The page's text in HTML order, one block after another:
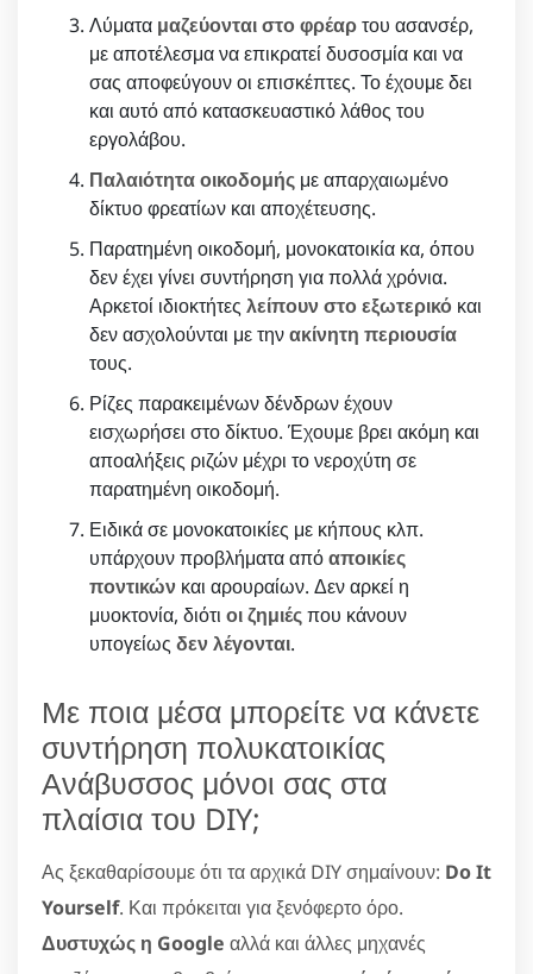
Λύματα μαζεύονται στο φρέαρτου ασανσέρ,
με αποτέλεσμα να επικρατεί δυσοσμία και να
σας αποφεύγουν οι επισκέπτες. Το έχουμε δει
και αυτό από κατασκευαστικό λάθος του
εργολάβου.
Παλαιότητα οικοδομής με απαρχαιωμένο
δίκτυο φρεατίων και αποχέτευσης.
Παρατημένη οικοδομή, μονοκατοικία κα, όπου
δεν έχει γίνει συντήρηση για πολλά χρόνια.
Αρκετοί ιδιοκτήτες λείπουν στο εξωτερικό και
δεν ασχολούνται με τηνακίνητη περιουσία
τους.
Ρίζες παρακειμένων δένδρων έχουν
εισχωρήσει στο δίκτυο. Έχουμε βρει ακόμη και
αποαλήξεις ριζών μέχρι το νεροχύτη σε
παρατημένη οικοδομή.
Ειδικά σε μονοκατοικίες με κήπους κλπ.
υπάρχουν προβλήματα απόαποικίες
ποντικών και αρουραίων. Δεν αρκεί η
μυοκτονία, διότι οι ζημιέςπου κάνουν
υπογείως δεν λέγονται.
Με ποια μέσα μπορείτε να κάνετε
συντήρηση πολυκατοικίας
Ανάβυσσος μόνοι σας στα
πλαίσια του DIY;
Ας ξεκαθαρίσουμε ότι τα αρχικά DIY σημαίνουν: Do It
Yourself. Και πρόκειται για ξενόφερτο όρο.
Δυστυχώς η Google αλλά και άλλες μηχανές